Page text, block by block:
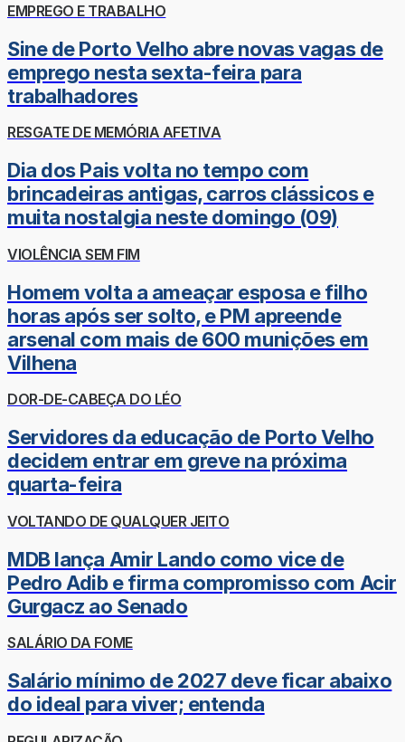
EMPREGO E TRABALHO
Sine de Porto Velho abre novas vagas de
emprego nesta sexta-feira para
trabalhadores
RESGATE DE MEMÓRIA AFETIVA
Dia dos Pais volta no tempo com
brincadeiras antigas, carros clássicos e
muita nostalgia neste domingo (09)
VIOLÊNCIA SEM FIM
Homem volta a ameaçar esposa e filho
horas após ser solto, e PM apreende
arsenal com mais de 600 munições em
Vilhena
DOR-DE-CABEÇA DO LÉO
Servidores da educação de Porto Velho
decidem entrar em greve na próxima
quarta-feira
VOLTANDO DE QUALQUER JEITO
MDB lança Amir Lando como vice de
Pedro Adib e firma compromisso com Acir
Gurgacz ao Senado
SALÁRIO DA FOME
Salário mínimo de 2027 deve ficar abaixo
do ideal para viver; entenda